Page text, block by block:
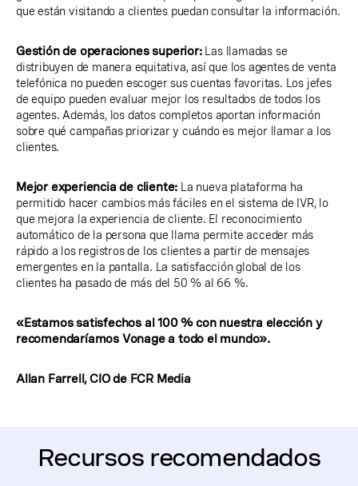
que están visitando a clientes puedan consultar la información.
Gestión de operaciones superior:Las llamadas se
distribuyen de manera equitativa, así que los agentes de venta
telefónica no pueden escoger sus cuentas favoritas. Los jefes
de equipo pueden evaluar mejor los resultados de todos los
agentes. Además, los datos completos aportan información
sobre qué campañas priorizar y cuándo es mejor llamar a los
clientes.
Mejor experiencia de cliente: La nueva plataforma ha
permitido hacer cambios más fáciles en el sistema de IVR, lo
que mejora la experiencia de cliente. El reconocimiento
automático de la persona que llama permite acceder más
rápido a los registros de los clientes a partir de mensajes
emergentes en la pantalla. La satisfacción global de los
clientes ha pasado de más del 50 % al 66 %.
«Estamos satisfechos al 100 % con nuestra elección y
recomendaríamos Vonage a todo el mundo».
Allan Farrell, CIO de FCR Media
Recursos recomendados